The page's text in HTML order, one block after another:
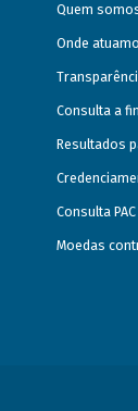
Quem
Onde
Consulta a
Resultados
Consulta PAC
Moedas